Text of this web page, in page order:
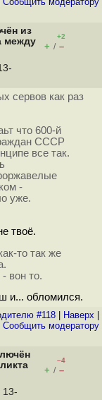
из
между
+2
+ / –
сервов как раз
что 600-й
СССР
все так.
-
уже.
твоё.
то так же
вон то.
и... обломился.
#118 Наверх
Cообщить модератору
–4
+ / –
13-